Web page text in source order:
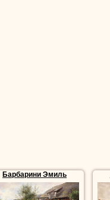
Барбарини Эмиль